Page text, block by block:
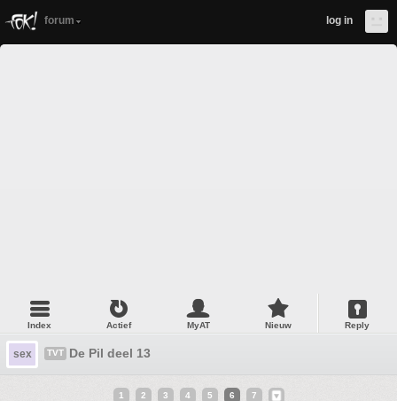
forum log in
Index Actief MyAT Nieuw Reply
sex TVT De Pil deel 13
1 2 3 4 5 6 7